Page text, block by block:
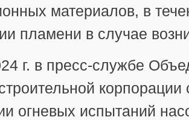
материалов, в
пламени в случае
г. в пресс-службе
огневых испытаний